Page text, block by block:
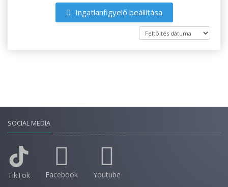
Ingatlanfigyelő beállítása
SOCIAL MEDIA
TikTok Facebook Youtube